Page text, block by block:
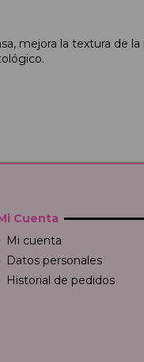
mejora la textura de
Cuenta
Mi cuenta
Datos personales
Historial de pedidos